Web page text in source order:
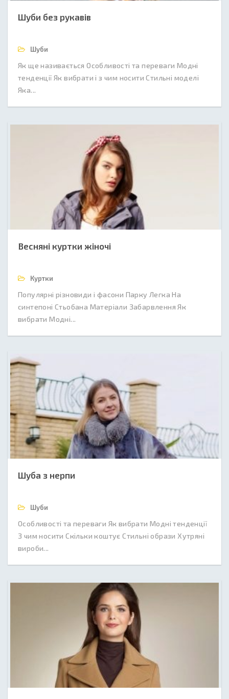
Шуби без рукавів
Шуби
Як ще називається Особливості та переваги Модні
тенденції Як вибрати і з чим носити Стильні моделі
Яка...
Весняні куртки жіночі
Куртки
Популярні різновиди і фасони Парку Легка На
синтепоні Стьобана Матеріали Забарвлення Як
вибрати Модні...
Шуба з нерпи
Шуби
Особливості та переваги Як вибрати Модні тенденції
З чим носити Скільки коштує Стильні образи Хутряні
вироби...